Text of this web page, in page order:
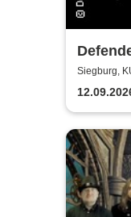
Siegburg,